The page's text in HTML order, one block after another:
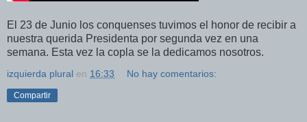
El 23 de Junio los conquenses tuvimos el honor de recibir a
nuestra querida Presidenta por segunda vez en una
semana. Esta vez la copla se la dedicamos nosotros.
izquierda plural en 16:33 No hay comentarios:
Compartir